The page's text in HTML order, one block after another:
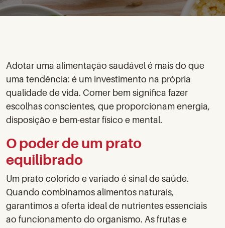
Adotar uma alimentação saudável é mais do que
uma tendência: é um investimento na própria
qualidade de vida. Comer bem significa fazer
escolhas conscientes, que proporcionam energia,
disposição e bem-estar físico e mental.
O poder de um prato
equilibrado
Um prato colorido e variado é sinal de saúde.
Quando combinamos alimentos naturais,
garantimos a oferta ideal de nutrientes essenciais
ao funcionamento do organismo. As frutas e